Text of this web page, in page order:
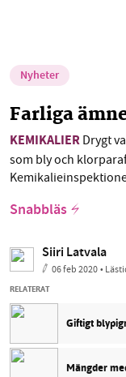
Nyheter
Farliga
KEMIKALIER Drygt
som bly och
Snabbläs
Siiri Latvala
06 feb 2020•
RELATERAT
Giftigt
Mängder